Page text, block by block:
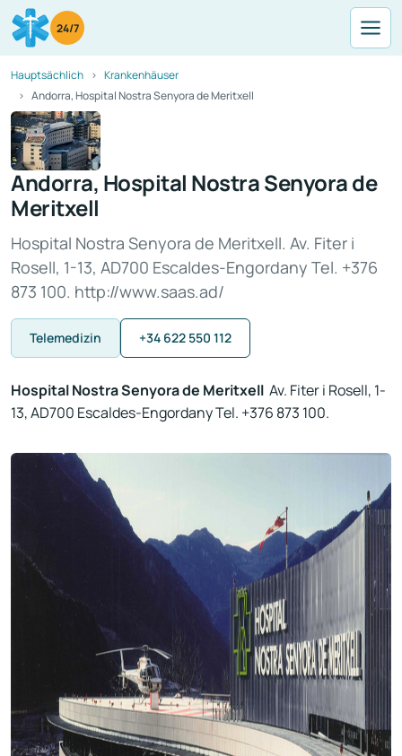
24/7
Hauptsächlich
Krankenhäuser
Andorra, Hospital Nostra Senyora de Meritxell
Andorra, Hospital Nostra Senyora de
Meritxell
Hospital Nostra Senyora de Meritxell. Av. Fiter i
Rosell, 1-13, AD700 Escaldes-Engordany Tel. +376
873 100. http://www.saas.ad/
Telemedizin +34 622 550 112
Hospital Nostra Senyora de Meritxell Av. Fiter i Rosell, 1-
13, AD700 Escaldes-Engordany Tel. +376 873 100.